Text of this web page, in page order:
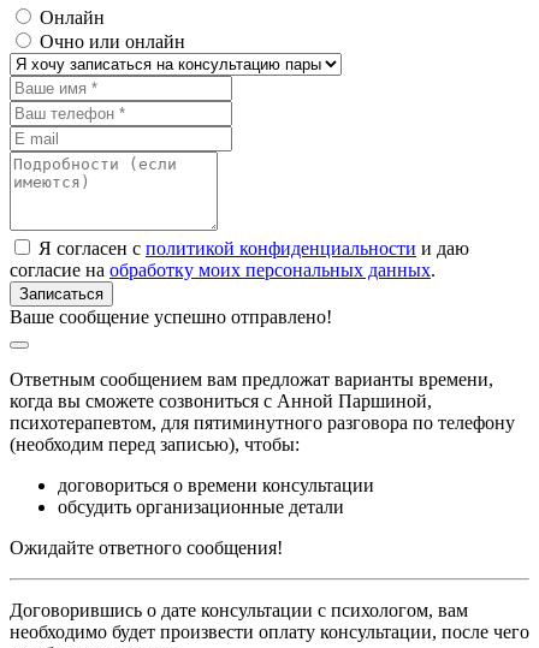
Онлайн
Очно или онлайн
Я согласен с политикой конфиденциальности и даю
согласие на обработку моих персональных данных.
Ваше сообщение успешно отправлено!
Ответным сообщением вам предложат варианты времени,
когда вы сможете созвониться с Анной Паршиной,
психотерапевтом, для пятиминутного разговора по телефону
(необходим перед записью), чтобы:
договориться о времени консультации
обсудить организационные детали
Ожидайте ответного сообщения!
Договорившись о дате консультации с психологом, вам
необходимо будет произвести оплату консультации, после чего